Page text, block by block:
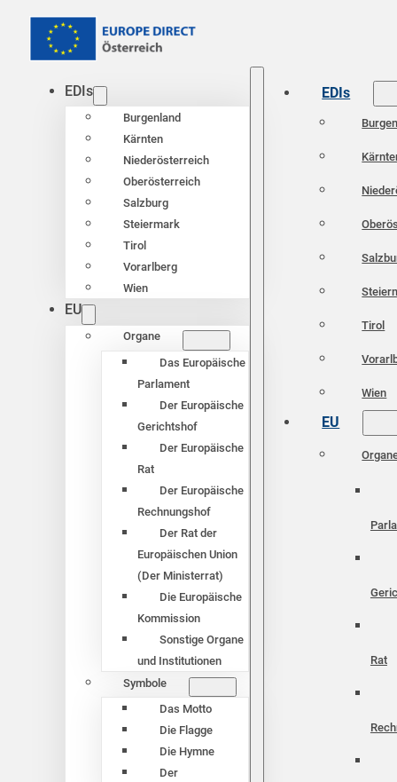
EDIs
Burgenland
Kärnten
Niederösterreich
Oberösterreich
Salzburg
Steiermark
Tirol
Vorarlberg
Wien
EU
Organe
Das Europäische
Parlament
Der Europäische
Gerichtshof
Der Europäische
Rat
Der Europäische
Rechnungshof
Der Rat der
Europäischen Union
(Der Ministerrat)
Die Europäische
Kommission
Sonstige Organe
und Institutionen
Symbole
Das Motto
Die Flagge
Die Hymne
Der
EDIs
Tirol
Wien
EU
Rat